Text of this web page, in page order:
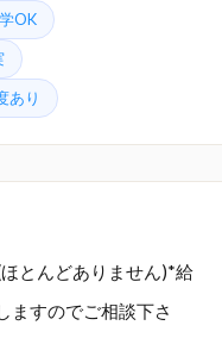
OK
あり
とんどありません)*給
ますのでご相談下さ